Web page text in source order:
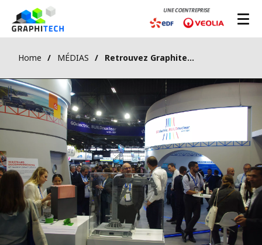
Home MÉDIAS Retrouvez Graphitech au WNE 2025 les 4,5 et 6 novembre !